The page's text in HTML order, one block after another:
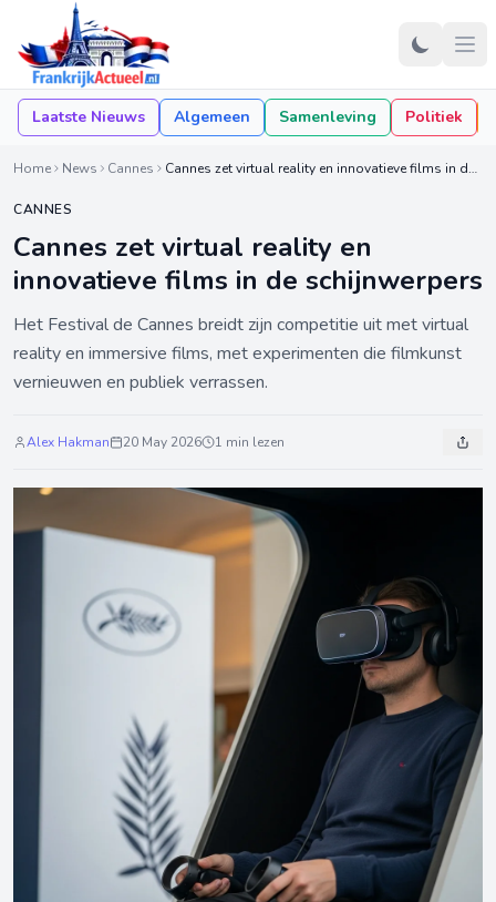
Laatste Nieuws Algemeen Samenleving Politiek
Home News Cannes Cannes zet virtual reality en innovatieve films in de schijnwerpers
CANNES
Cannes zet virtual reality en
innovatieve films in de schijnwerpers
Het Festival de Cannes breidt zijn competitie uit met virtual
reality en immersive films, met experimenten die filmkunst
vernieuwen en publiek verrassen.
Alex Hakman 20 May 2026 1 min lezen